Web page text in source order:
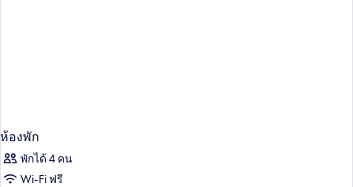
ห้องพัก
พักได้ 4 คน
Wi-Fi ฟรี